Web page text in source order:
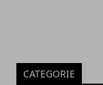
CATEGORIE